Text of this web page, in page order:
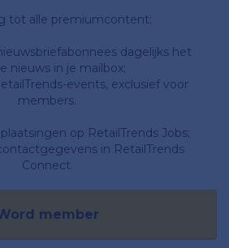
tot alle premiumcontent;
nieuwsbriefabonnees dagelijks het
nieuws in je mailbox;
events, exclusief voor
members.
op RetailTrends Jobs;
in RetailTrends
Connect.
member